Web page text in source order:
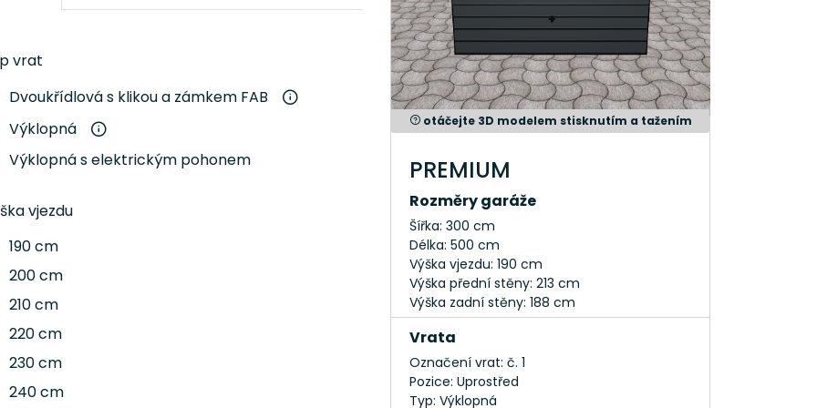
lišit od skutečných, jsou ovlivněny i nastavením Vašeho zařízení, na kterém si fotografie
Pro tuto garáž s výklopnými vraty je potřeba připravit minimálně betonové patky. Ještě
obvodu nebo betonová deska.
vrat
Dvoukřídlová s klikou a zámkem FAB
Výklopná
Výklopná s elektrickým pohonem
vjezdu
190 cm
200 cm
210 cm
220 cm
230 cm
240 cm
otáčejte 3D modelem stisknutím a tažením
PREMIUM
Rozměry garáže
Šířka: 300 cm
Délka: 500 cm
Výška vjezdu: 190 cm
Výška přední stěny: 213 cm
Výška zadní stěny: 188 cm
Vrata
Označení vrat: č. 1
Pozice: Uprostřed
Typ: Výklopná